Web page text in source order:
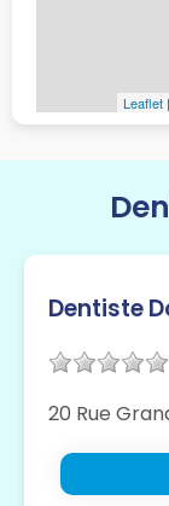
Leaflet
Dentiste
20 Rue